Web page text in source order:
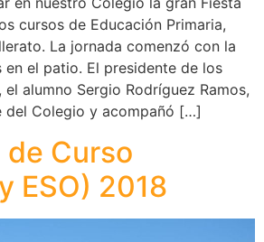
cursos de Educación Primaria,
La jornada comenzó con la
el patio. El presidente de los
alumno Sergio Rodríguez Ramos,
del Colegio y acompañó […]
de Curso
ESO) 2018